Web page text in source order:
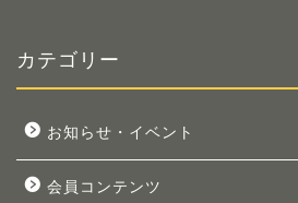
カテゴリー
お知らせ・イベント
会員コンテンツ